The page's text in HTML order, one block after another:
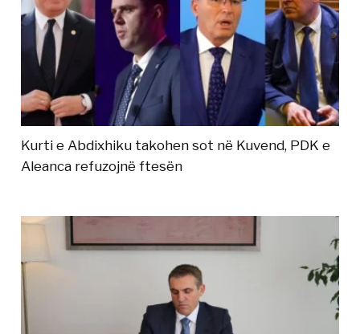
Kurti e Abdixhiku takohen sot në Kuvend, PDK e
Aleanca refuzojnë ftesën